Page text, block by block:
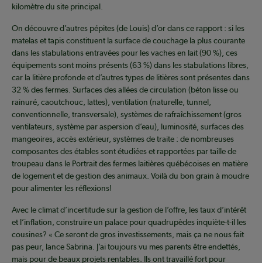
kilomètre du site principal.
On découvre d’autres pépites (de Louis) d’or dans ce rapport : si les
matelas et tapis constituent la surface de couchage la plus courante
dans les stabulations entravées pour les vaches en lait (90 %), ces
équipements sont moins présents (63 %) dans les stabulations libres,
car la litière profonde et d’autres types de litières sont présentes dans
32 % des fermes. Surfaces des allées de circulation (béton lisse ou
rainuré, caoutchouc, lattes), ventilation (naturelle, tunnel,
conventionnelle, transversale), systèmes de rafraîchissement (gros
ventilateurs, système par aspersion d’eau), luminosité, surfaces des
mangeoires, accès extérieur, systèmes de traite : de nombreuses
composantes des étables sont étudiées et rapportées par taille de
troupeau dans le Portrait des fermes laitières québécoises en matière
de logement et de gestion des animaux. Voilà du bon grain à moudre
pour alimenter les réflexions!
Avec le climat d’incertitude sur la gestion de l’offre, les taux d’intérêt
et l’inflation, construire un palace pour quadrupèdes inquiète-t-il les
cousines? « Ce seront de gros investissements, mais ça ne nous fait
pas peur, lance Sabrina. J’ai toujours vu mes parents être endettés,
mais pour de beaux projets rentables. Ils ont travaillé fort pour